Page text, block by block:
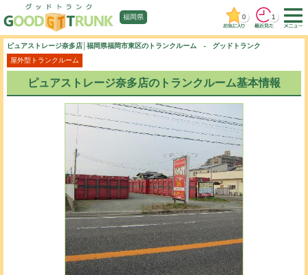
福岡県 0 1
ピュアストレージ奈多店│福岡県福岡市東区のトランクルーム - グッドトランク
屋外型トランクルーム
ピュアストレージ奈多店のトランクルーム基本情報